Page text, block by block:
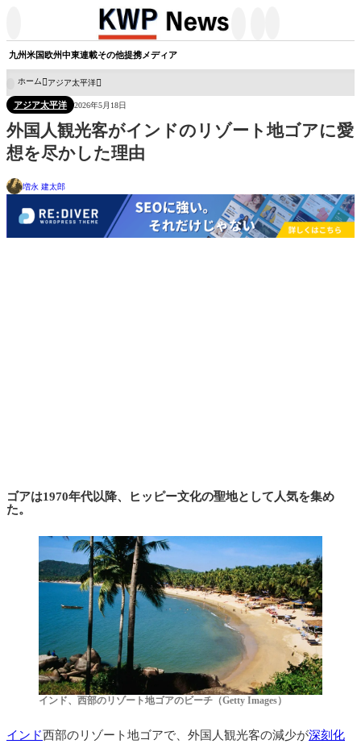
九州米国欧州中東連載その他提携メディア
ホーム アジア太平洋
アジア太平洋 2026年5月18日
外国人観光客がインドのリゾート地ゴアに愛
想を尽かした理由
増永 建太郎
ゴアは1970年代以降、ヒッピー文化の聖地として人気を集め
た。
インド、西部のリゾート地ゴアのビーチ（Getty Images）
インド西部のリゾート地ゴアで、外国人観光客の減少が深刻化